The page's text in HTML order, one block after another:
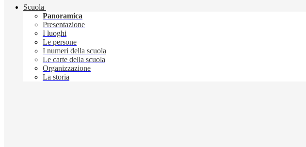
Scuola
Panoramica
Presentazione
I luoghi
Le persone
I numeri della scuola
Le carte della scuola
Organizzazione
La storia